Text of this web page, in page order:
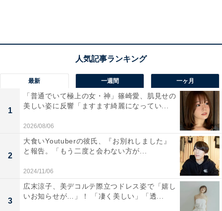
最新 一週間 一ヶ月
1
「普通でいて極上の女・神」篠崎愛、肌見せの
美しい姿に反響「ますます綺麗になってい...
2026/08/06
2
大食いYoutuberの彼氏、『お別れしました』
と報告。「もう二度と会わない方が...
2024/11/06
3
広末涼子、美デコルテ際立つドレス姿で「嬉し
いお知らせが…」！ 「凄く美しい」「透...